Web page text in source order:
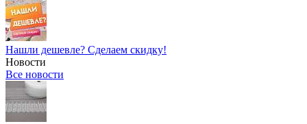
Нашли дешевле? Сделаем скидку!
Новости
Все новости